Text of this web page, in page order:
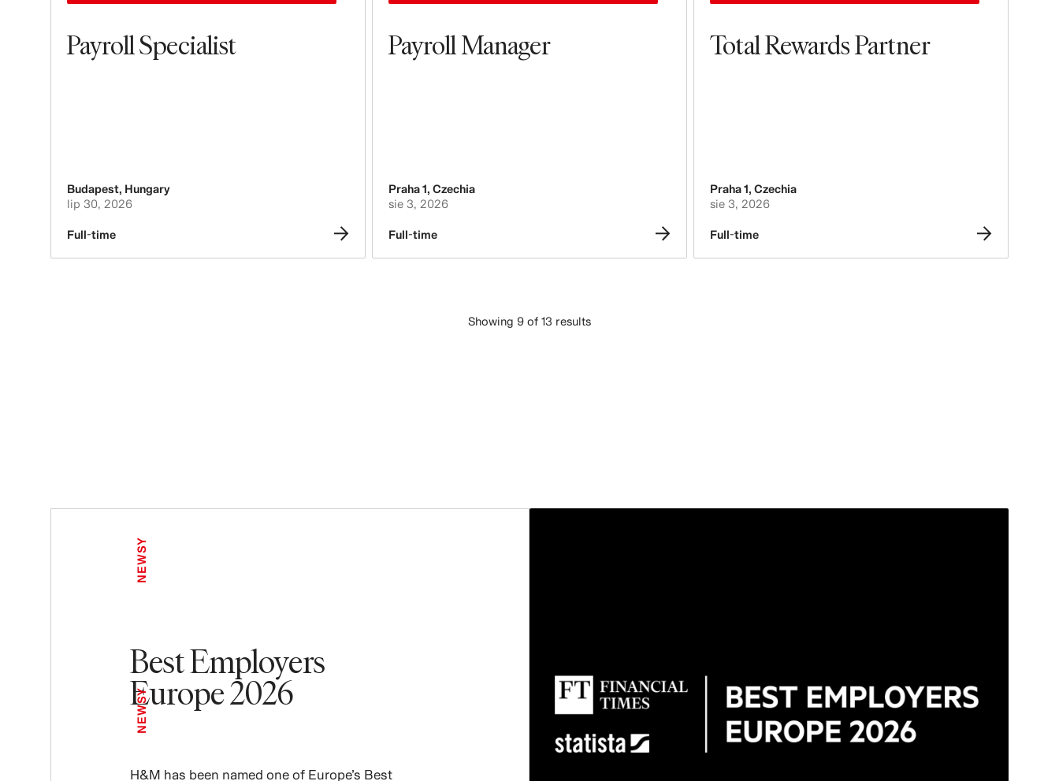
Payroll Specialist
Budapest, Hungary
lip 30, 2026
Full-time
Payroll Manager
Praha 1, Czechia
sie 3, 2026
Full-time
Total Rewards Partner
Praha 1, Czechia
sie 3, 2026
Full-time
Showing 9 of 13 results
Best Employers
Europe 2026
H&M has been named one of Europe’s Best
NEWSY
NEWSY